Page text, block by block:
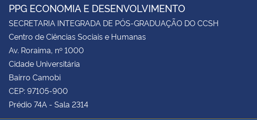
PPG ECONOMIA E DESENVOLVIMENTO
SECRETARIA INTEGRADA DE PÓS-GRADUAÇÃO DO CCSH
Centro de Ciências Sociais e Humanas
Av. Roraima, nº 1000
Cidade Universitária
Bairro Camobi
CEP: 97105-900
Prédio 74A - Sala 2314